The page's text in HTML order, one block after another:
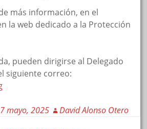
más información, en el
la web dedicado a la Protección
pueden dirigirse al Delegado
siguiente correo:
mayo, 2025 David Alonso Otero